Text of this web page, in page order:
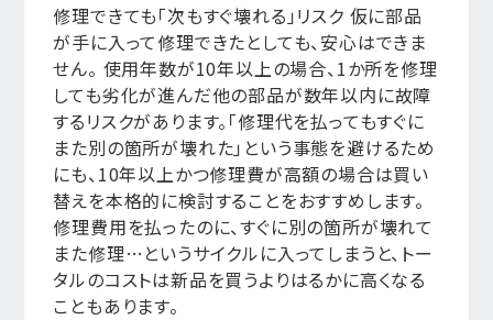
修理できても「次もすぐ壊れる」リスク 仮に部品
が手に入って修理できたとしても、安心はできま
せん。 使用年数が10年以上の場合、1か所を修理
しても劣化が進んだ他の部品が数年以内に故障
するリスクがあります。「修理代を払ってもすぐに
また別の箇所が壊れた」という事態を避けるため
にも、10年以上かつ修理費が高額の場合は買い
替えを本格的に検討することをおすすめします。
修理費用を払ったのに、すぐに別の箇所が壊れて
また修理…というサイクルに入ってしまうと、トー
タルのコストは新品を買うよりはるかに高くなる
こともあります。